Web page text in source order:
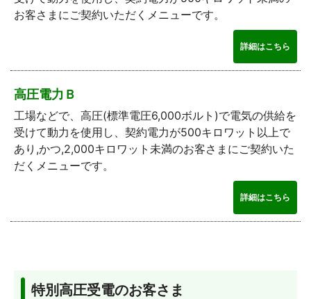
お客さまにご契約いただくメニューです。
詳細はこちら
高圧電力Ｂ
工場などで、高圧(標準電圧6,000ボルト)で電気の供給を
受けて動力を使用し、契約電力が500キロワット以上で
あり,かつ,2,000キロワット未満のお客さまにご契約いた
だくメニューです。
詳細はこちら
特別高圧受電のお客さま